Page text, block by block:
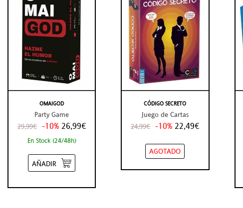
OMAIGOD
Party Game
29,99€ -10%26,99€
En Stock (24/48h)
AÑADIR
CÓDIGO SECRETO
Juego de Cartas
24,99€ -10%22,49€
AGOTADO